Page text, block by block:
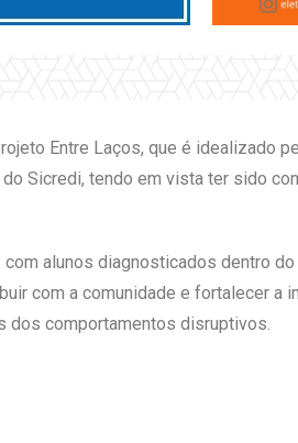
Entre Laços, que é idealizado
Sicredi, tendo em vista ter sido
alunos diagnosticados dentro
com a comunidade e fortalecer a
comportamentos disruptivos.